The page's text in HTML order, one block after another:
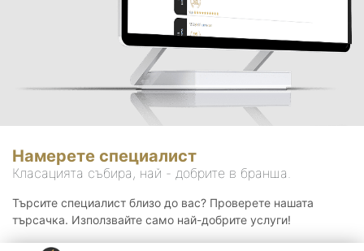
Намерете специалист
Класацията събира, най - добрите в бранша.
Търсите специалист близо до вас? Проверете нашата
търсачка. Използвайте само най-добрите услуги!